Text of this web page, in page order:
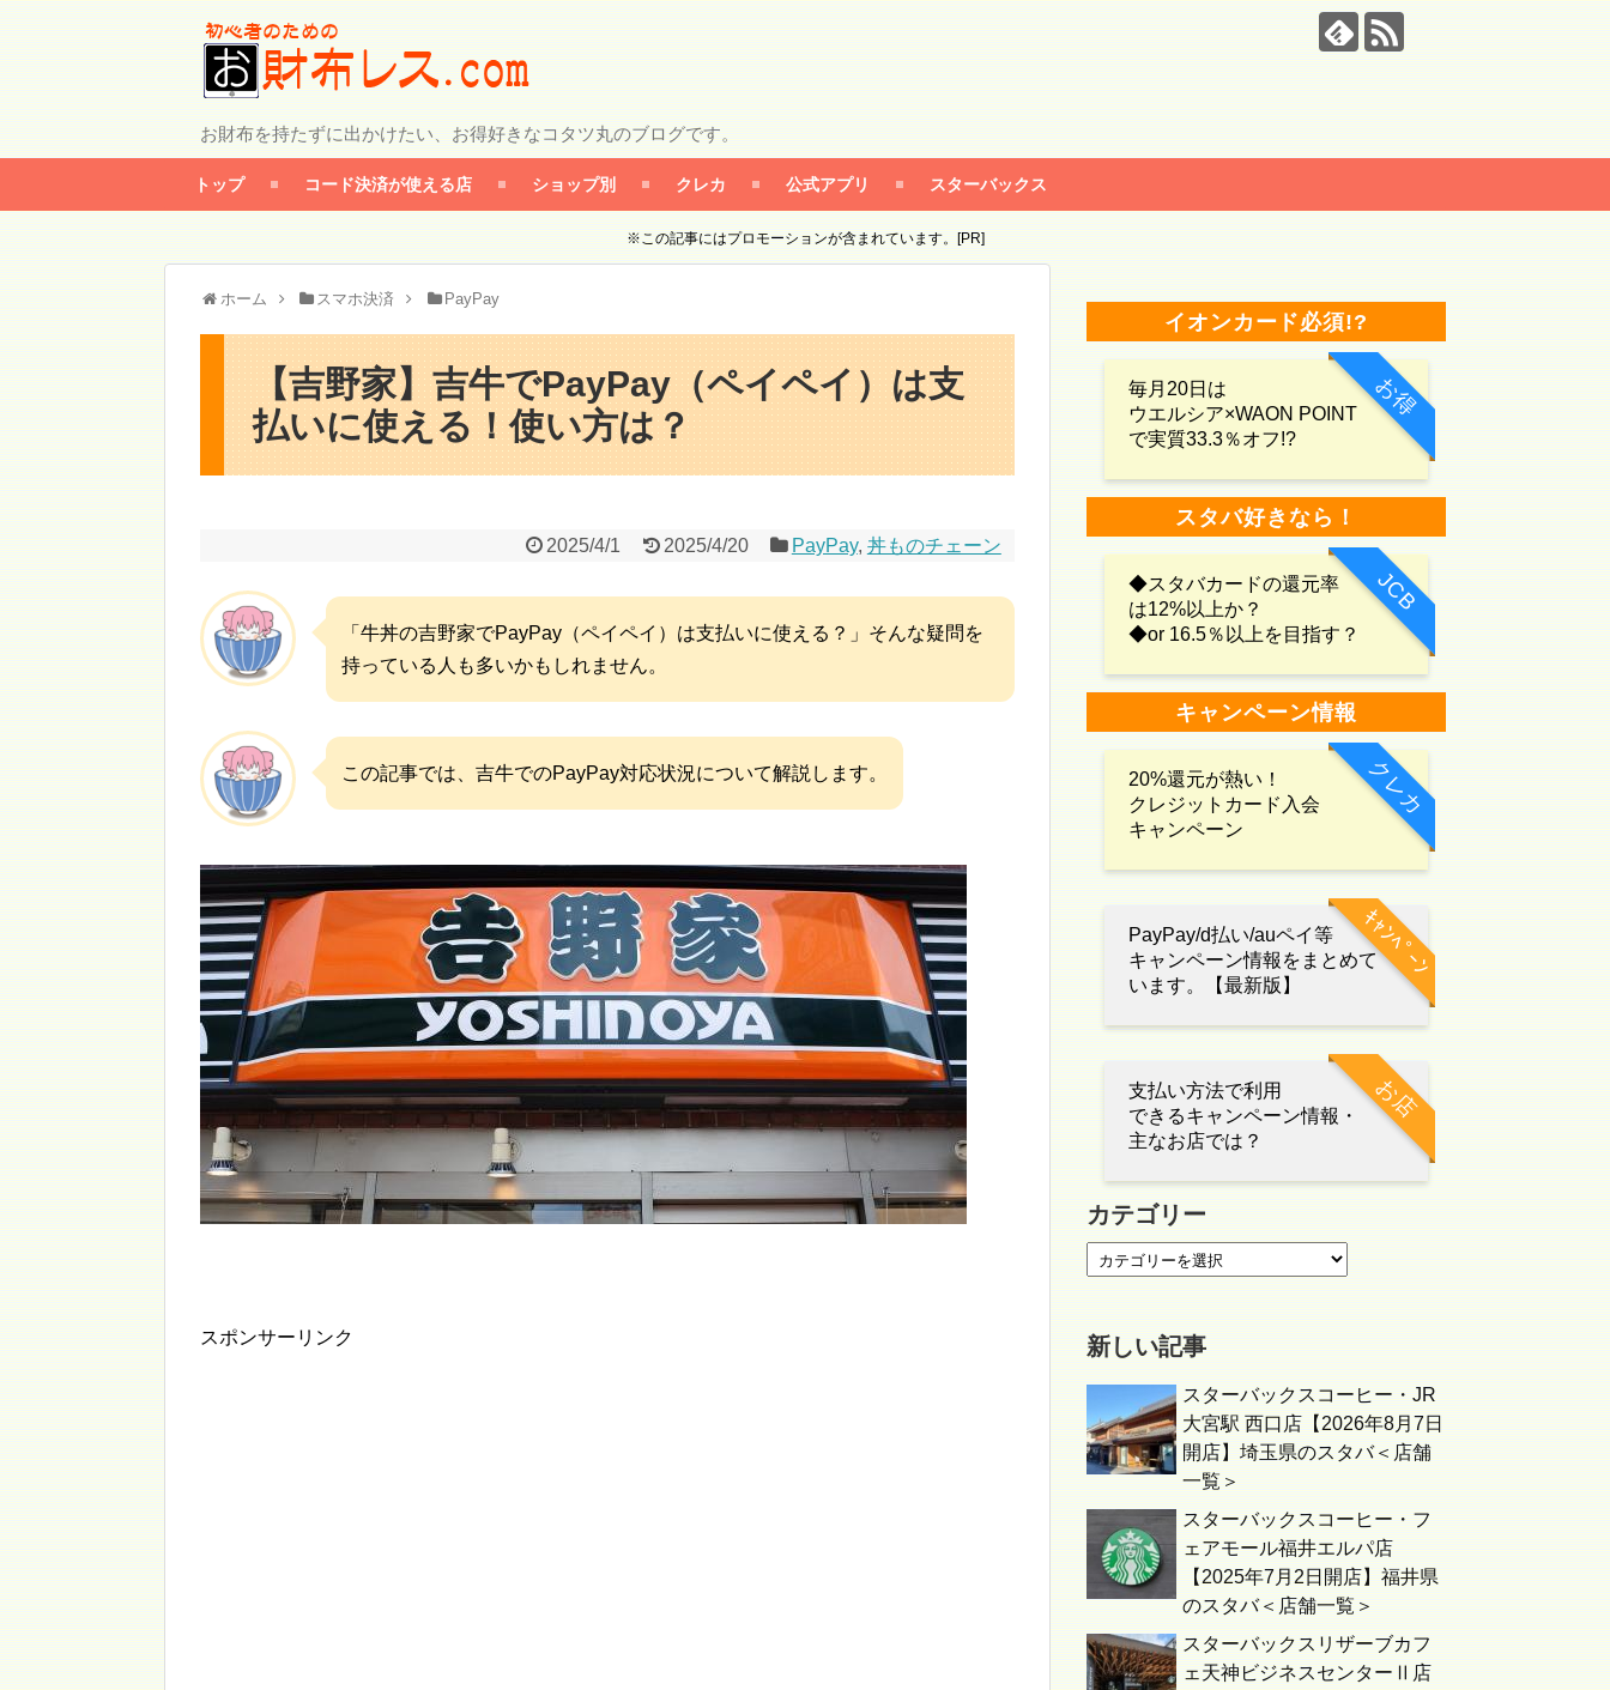
お財布を持たずに出かけたい、お得好きなコタツ丸のブログです。
トップ コード決済が使える店 ショップ別 クレカ 公式アプリ スターバックス
※この記事にはプロモーションが含まれています。[PR]
ホーム スマホ決済 PayPay
【吉野家】吉牛でPayPay（ペイペイ）は支
払いに使える！使い方は？
2025/4/1 2025/4/20 PayPay, 丼ものチェーン
「牛丼の吉野家でPayPay（ペイペイ）は支払いに使える？」そんな疑問を
持っている人も多いかもしれません。
この記事では、吉牛でのPayPay対応状況について解説します。
スポンサーリンク
イオンカード必須!?
お得
毎月20日は
ウエルシア×WAON POINT
で実質33.3％オフ!?
スタバ好きなら！
JCB
◆スタバカードの還元率
は12%以上か？
◆or 16.5％以上を目指す？
キャンペーン情報
クレカ
20%還元が熱い！
クレジットカード入会
キャンペーン
ｷｬﾝﾍﾟｰﾝ
PayPay/d払い/auペイ等
キャンペーン情報をまとめて
います。【最新版】
お店
支払い方法で利用
できるキャンペーン情報・
主なお店では？
カテゴリー
新しい記事
スターバックスコーヒー・JR
大宮駅 西口店【2026年8月7日
開店】埼玉県のスタバ＜店舗
一覧＞
スターバックスコーヒー・フ
ェアモール福井エルパ店
【2025年7月2日開店】福井県
のスタバ＜店舗一覧＞
スターバックスリザーブカフ
ェ天神ビジネスセンターⅡ店